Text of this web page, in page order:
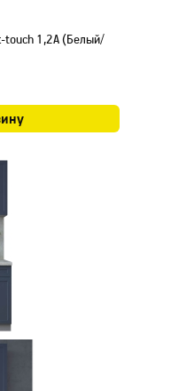
touch 1,2А (Белый/